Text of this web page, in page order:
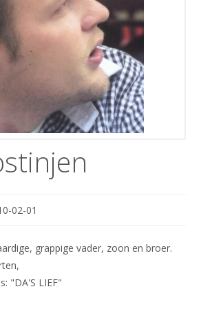
02-01
grappige vader, zoon en broer.
"DA'S LIEF"